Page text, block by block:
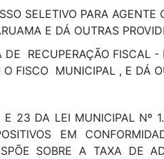
SELETIVO PARA
E DÁ OUTRAS
DE RECUPERAÇÃO FISCAL -
O FISCO MUNICIPAL , E DÁ
23 DA LEI MUNICIPAL Nº
EM
SOBRE A TAXA DE